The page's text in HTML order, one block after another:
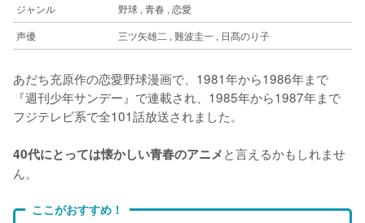
ジャンル
野球 , 青春 , 恋愛
声優
三ツ矢雄二 , 難波圭一 , 日髙のり子
あだち充原作の恋愛野球漫画で、1981年から1986年まで
『週刊少年サンデー』で連載され、1985年から1987年まで
フジテレビ系で全101話放送されました。
40代にとっては懐かしい青春のアニメと言えるかもしれませ
ん。
ここがおすすめ！